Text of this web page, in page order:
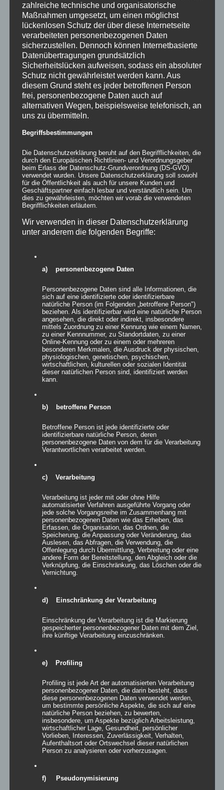
Details
zur Wunschliste
Ähnliche Produkte
Details
zur Wunschliste
Inflatables easy Curve
Bewertet
5.00von
Details
zur Wunschliste
zahlreiche technische und organisatorische
Maßnahmen umgesetzt, um einen möglichst
lückenlosen Schutz der über diese Internetseite
verarbeiteten personenbezogenen Daten
sicherzustellen. Dennoch können Internetbasierte
Datenübertragungen grundsätzlich
Sicherheitslücken aufweisen, sodass ein absoluter
Schutz nicht gewährleistet werden kann. Aus
diesem Grund steht es jeder betroffenen Person
frei, personenbezogene Daten auch auf
alternativen Wegen, beispielsweise telefonisch, an
uns zu übermitteln.
Begriffsbestimmungen
Die Datenschutzerklärung beruht auf den Begrifflichkeiten, die
durch den Europäischen Richtlinien- und Verordnungsgeber
beim Erlass der Datenschutz-Grundverordnung (DS-GVO)
verwendet wurden. Unsere Datenschutzerklärung soll sowohl
für die Öffentlichkeit als auch für unsere Kunden und
Geschäftspartner einfach lesbar und verständlich sein. Um
dies zu gewährleisten, möchten wir vorab die verwendeten
Begrifflichkeiten erläutern.
Wir verwenden in dieser Datenschutzerklärung
unter anderem die folgenden Begriffe:
a) personenbezogene Daten
Personenbezogene Daten sind alle Informationen, die
sich auf eine identifizierte oder identifizierbare
natürliche Person (im Folgenden „betroffene Person")
beziehen. Als identifizierbar wird eine natürliche Person
angesehen, die direkt oder indirekt, insbesondere
mittels Zuordnung zu einer Kennung wie einem Namen,
zu einer Kennnummer, zu Standortdaten, zu einer
Online-Kennung oder zu einem oder mehreren
besonderen Merkmalen, die Ausdruck der physischen,
physiologischen, genetischen, psychischen,
wirtschaftlichen, kulturellen oder sozialen Identität
dieser natürlichen Person sind, identifiziert werden
kann.
b) betroffene Person
Betroffene Person ist jede identifizierte oder
identifizierbare natürliche Person, deren
personenbezogene Daten von dem für die Verarbeitung
Verantwortlichen verarbeitet werden.
c) Verarbeitung
Verarbeitung ist jeder mit oder ohne Hilfe
automatisierter Verfahren ausgeführte Vorgang oder
jede solche Vorgangsreihe im Zusammenhang mit
personenbezogenen Daten wie das Erheben, das
Erfassen, die Organisation, das Ordnen, die
Speicherung, die Anpassung oder Veränderung, das
Auslesen, das Abfragen, die Verwendung, die
Offenlegung durch Übermittlung, Verbreitung oder eine
andere Form der Bereitstellung, den Abgleich oder die
Verknüpfung, die Einschränkung, das Löschen oder die
Vernichtung.
d) Einschränkung der Verarbeitung
Einschränkung der Verarbeitung ist die Markierung
gespeicherter personenbezogener Daten mit dem Ziel,
ihre künftige Verarbeitung einzuschränken.
e) Profiling
Profiling ist jede Art der automatisierten Verarbeitung
personenbezogener Daten, die darin besteht, dass
diese personenbezogenen Daten verwendet werden,
um bestimmte persönliche Aspekte, die sich auf eine
natürliche Person beziehen, zu bewerten,
insbesondere, um Aspekte bezüglich Arbeitsleistung,
wirtschaftlicher Lage, Gesundheit, persönlicher
Vorlieben, Interessen, Zuverlässigkeit, Verhalten,
Aufenthaltsort oder Ortswechsel dieser natürlichen
Person zu analysieren oder vorherzusagen.
f) Pseudonymisierung